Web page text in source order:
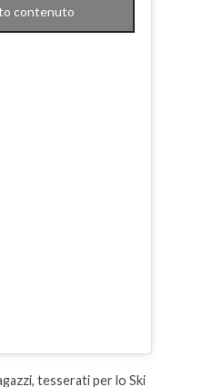
contenuto
tesserati per lo Ski